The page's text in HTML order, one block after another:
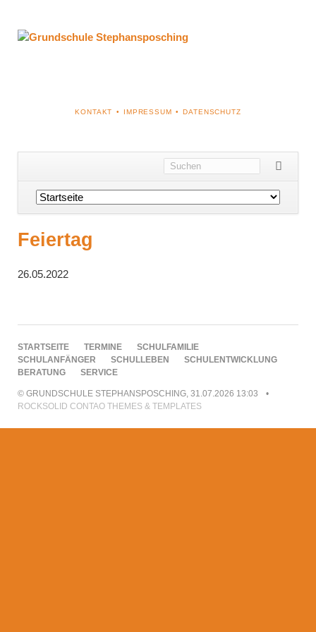
NAVIGATION
KONTAKT IMPRESSUM DATENSCHUTZ
Navigation
überspringen
Feiertag
26.05.2022
NAVIGATION
ÜBERSPRINGEN
STARTSEITE TERMINE
SCHULFAMILIE
SCHULANFÄNGER
SCHULLEBEN
SCHULENTWICKLUNG
BERATUNG
SERVICE
© GRUNDSCHULE STEPHANSPOSCHING, 31.07.2026 13:03
ROCKSOLID CONTAO THEMES & TEMPLATES